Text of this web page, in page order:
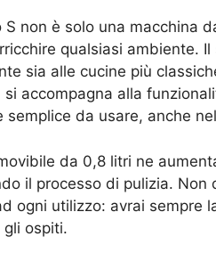
non è solo una macchina
qualsiasi ambiente.
sia alle cucine più
accompagna alla
da usare, anche
da 0,8 litri ne
il processo di pulizia. Non
ogni utilizzo: avrai sempre
ospiti.